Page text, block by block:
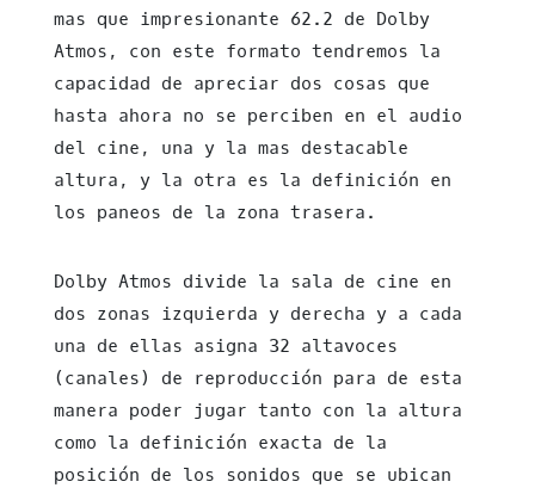
mas que impresionante 62.2 de Dolby
Atmos, con este formato tendremos la
capacidad de apreciar dos cosas que
hasta ahora no se perciben en el audio
del cine, una y la mas destacable
altura, y la otra es la definición en
los paneos de la zona trasera.
Dolby Atmos divide la sala de cine en
dos zonas izquierda y derecha y a cada
una de ellas asigna 32 altavoces
(canales) de reproducción para de esta
manera poder jugar tanto con la altura
como la definición exacta de la
posición de los sonidos que se ubican